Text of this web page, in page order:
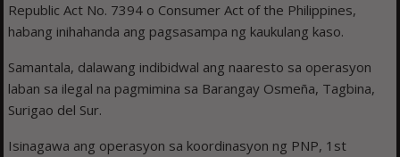
Republic Act No. 7394 o Consumer Act of the Philippines,
habang inihahanda ang pagsasampa ng kaukulang kaso.
Samantala, dalawang indibidwal ang naaresto sa operasyon
laban sa ilegal na pagmimina sa Barangay Osmeña, Tagbina,
Surigao del Sur.
Isinagawa ang operasyon sa koordinasyon ng PNP, 1st